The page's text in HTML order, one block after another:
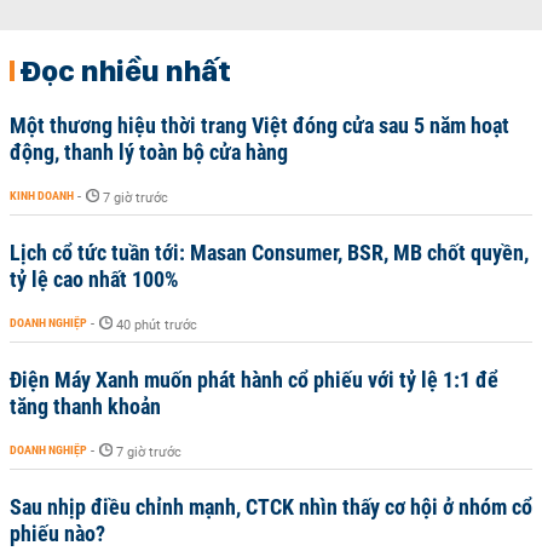
Đọc nhiều nhất
Một thương hiệu thời trang Việt đóng cửa sau 5 năm hoạt
động, thanh lý toàn bộ cửa hàng
KINH DOANH - 7 giờ trước
Lịch cổ tức tuần tới: Masan Consumer, BSR, MB chốt quyền,
tỷ lệ cao nhất 100%
DOANH NGHIỆP - 40 phút trước
Điện Máy Xanh muốn phát hành cổ phiếu với tỷ lệ 1:1 để
tăng thanh khoản
DOANH NGHIỆP - 7 giờ trước
Sau nhịp điều chỉnh mạnh, CTCK nhìn thấy cơ hội ở nhóm cổ
phiếu nào?